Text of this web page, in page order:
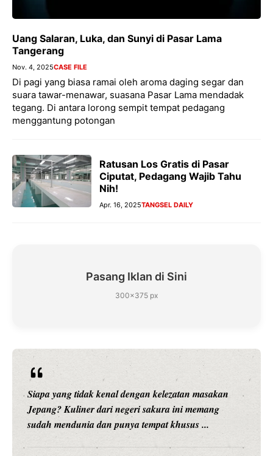
Uang Salaran, Luka, dan Sunyi di Pasar Lama
Tangerang
Nov. 4, 2025CASE FILE
Di pagi yang biasa ramai oleh aroma daging segar dan
suara tawar-menawar, suasana Pasar Lama mendadak
tegang. Di antara lorong sempit tempat pedagang
menggantung potongan
Ratusan Los Gratis di Pasar
Ciputat, Pedagang Wajib Tahu
Nih!
Apr. 16, 2025TANGSEL DAILY
Pasang Iklan di Sini
300×375 px
Siapa yang tidak kenal dengan kelezatan masakan
Jepang? Kuliner dari negeri sakura ini memang
sudah mendunia dan punya tempat khusus ...